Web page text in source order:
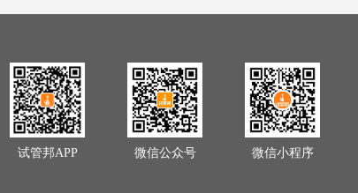
试管邦APP 微信公众号 微信小程序